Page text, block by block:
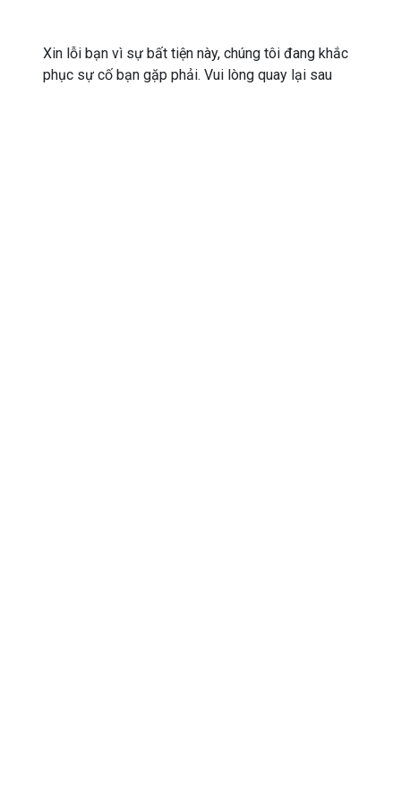
Xin lỗi bạn vì sự bất tiện này, chúng tôi đang khắc
phục sự cố bạn gặp phải. Vui lòng quay lại sau